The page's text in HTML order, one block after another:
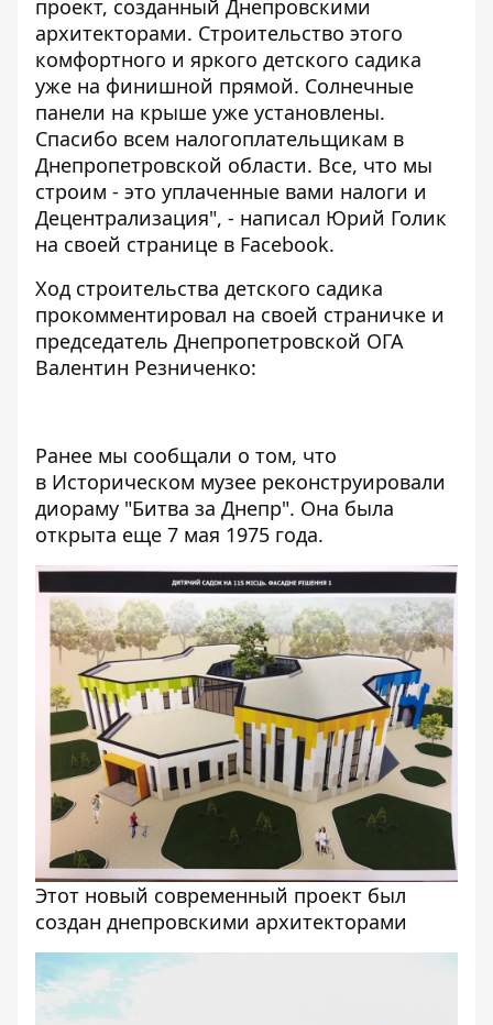
проект, созданный Днепровскими
архитекторами. Строительство этого
комфортного и яркого детского садика
уже на финишной прямой. Солнечные
панели на крыше уже установлены.
Спасибо всем налогоплательщикам в
Днепропетровской области. Все, что мы
строим - это уплаченные вами налоги и
Децентрализация", - написал Юрий Голик
на своей странице в Facebook.
Ход строительства детского садика
прокомментировал на своей страничке и
председатель Днепропетровской ОГА
Валентин Резниченко:
Ранее мы сообщали о том, что
в Историческом музее реконструировали
диораму "Битва за Днепр". Она была
открыта еще 7 мая 1975 года.
Этот новый современный проект был
создан днепровскими архитекторами